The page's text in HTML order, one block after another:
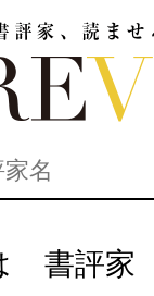
書評家